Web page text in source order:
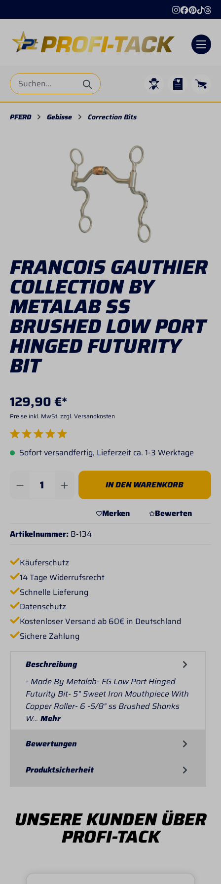
PFERD Gebisse Correction Bits
FRANCOIS GAUTHIER
COLLECTION BY
METALAB SS
BRUSHED LOW PORT
HINGED FUTURITY
BIT
129,90 €*
Preise inkl. MwSt. zzgl. Versandkosten
Durchschnittliche Bewertung von 5 von 5 Sternen
Sofort versandfertig, Lieferzeit ca. 1-3 Werktage
Produkt Anzahl: Gib den gewünschten
IN DEN WARENKORB
Merken
Bewerten
Artikelnummer: B-134
Käuferschutz
14 Tage Widerrufsrecht
Schnelle Lieferung
Datenschutz
Kostenloser Versand ab 60€ in Deutschland
Sichere Zahlung
Beschreibung
- Made By Metalab- FG Low Port Hinged
Futurity Bit- 5" Sweet Iron Mouthpiece With
Copper Roller- 6 -5/8" ss Brushed Shanks
W… Mehr
Bewertungen
Produktsicherheit
UNSERE KUNDEN ÜBER
PROFI-TACK